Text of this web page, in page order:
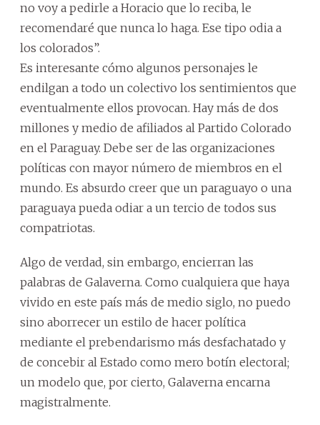
no voy a pedirle a Horacio que lo reciba, le
recomendaré que nunca lo haga. Ese tipo odia a
los colorados”.
Es interesante cómo algunos personajes le
endilgan a todo un colectivo los sentimientos que
eventualmente ellos provocan. Hay más de dos
millones y medio de afiliados al Partido Colorado
en el Paraguay. Debe ser de las organizaciones
políticas con mayor número de miembros en el
mundo. Es absurdo creer que un paraguayo o una
paraguaya pueda odiar a un tercio de todos sus
compatriotas.
Algo de verdad, sin embargo, encierran las
palabras de Galaverna. Como cualquiera que haya
vivido en este país más de medio siglo, no puedo
sino aborrecer un estilo de hacer política
mediante el prebendarismo más desfachatado y
de concebir al Estado como mero botín electoral;
un modelo que, por cierto, Galaverna encarna
magistralmente.